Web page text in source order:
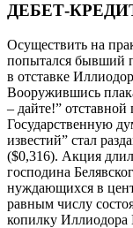
ДЕБЕТ-
Осуществить на
попытался бывший
в отставке
Вооружившись
– дайте!” отставной
Государственную
известий” стал
($0,316). Акция
господина
нуждающихся в
равным числу
копилку Иллиодора